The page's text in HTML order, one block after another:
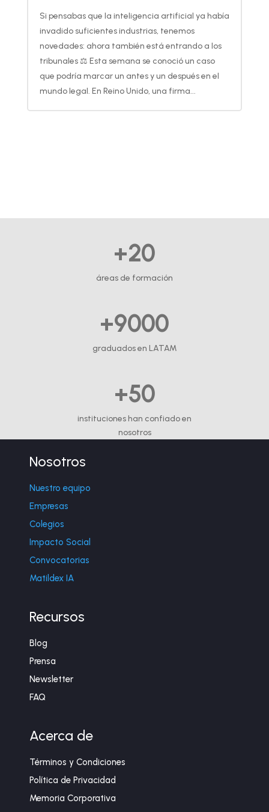
Si pensabas que la inteligencia artificial ya había
invadido suficientes industrias, tenemos
novedades: ahora también está entrando a los
tribunales ⚖️ Esta semana se conoció un caso
que podría marcar un antes y un después en el
mundo legal. En Reino Unido, una firma...
+20
áreas de formación
+9000
graduados en LATAM
+50
instituciones han confiado en
nosotros
Nosotros
Nuestro equipo
Empresas
Colegios
Impacto Social
Convocatorias
Matildex IA
Recursos
Blog
Prensa
Newsletter
FAQ
Acerca de
Términos y Condiciones
Política de Privacidad
Memoria Corporativa